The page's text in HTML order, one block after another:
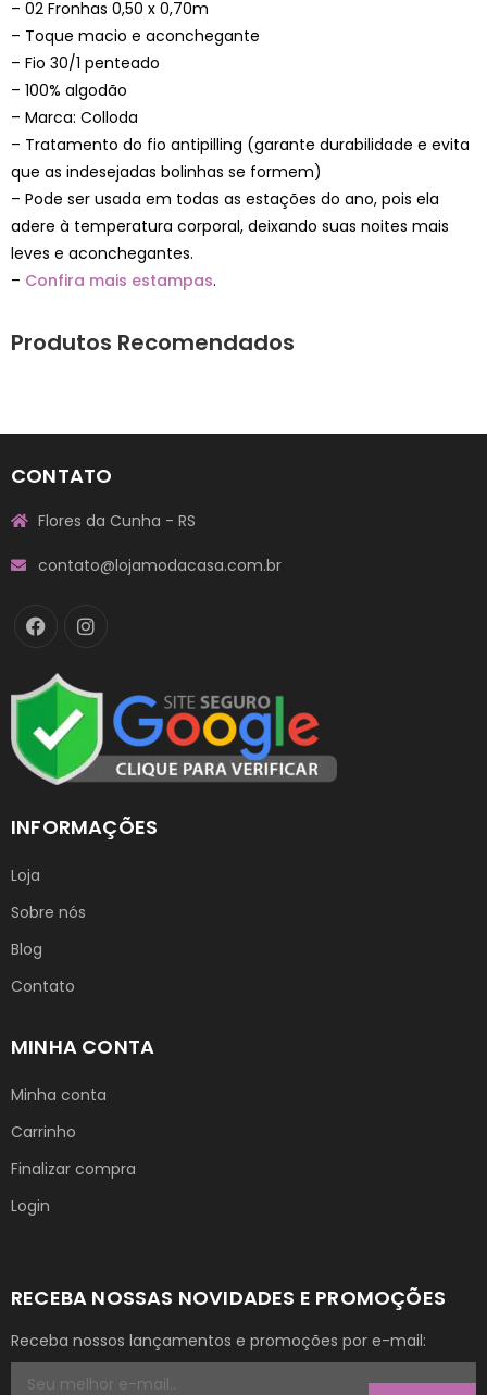
– 02 Fronhas 0,50 x 0,70m
– Toque macio e aconchegante
– Fio 30/1 penteado
– 100% algodão
– Marca: Colloda
– Tratamento do fio antipilling (garante durabilidade e evita
que as indesejadas bolinhas se formem)
– Pode ser usada em todas as estações do ano, pois ela
adere à temperatura corporal, deixando suas noites mais
leves e aconchegantes.
– Confira mais estampas.
Produtos Recomendados
CONTATO
Flores da Cunha - RS
contato@lojamodacasa.com.br
INFORMAÇÕES
Loja
Sobre nós
Blog
Contato
MINHA CONTA
Minha conta
Carrinho
Finalizar compra
Login
RECEBA NOSSAS NOVIDADES E PROMOÇÕES
Receba nossos lançamentos e promoções por e-mail: